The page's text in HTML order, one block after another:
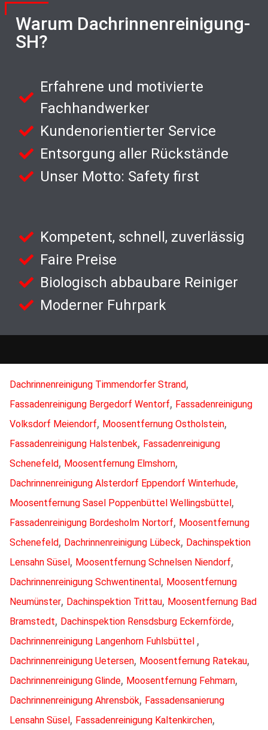
Warum Dachrinnenreinigung-
SH?
Erfahrene und motivierte
Fachhandwerker
Kundenorientierter Service
Entsorgung aller Rückstände
Unser Motto: Safety first
Kompetent, schnell, zuverlässig
Faire Preise
Biologisch abbaubare Reiniger
Moderner Fuhrpark
Dachrinnenreinigung Timmendorfer Strand,
Fassadenreinigung Bergedorf Wentorf, Fassadenreinigung
Volksdorf Meiendorf, Moosentfernung Ostholstein,
Fassadenreinigung Halstenbek, Fassadenreinigung
Schenefeld, Moosentfernung Elmshorn,
Dachrinnenreinigung Alsterdorf Eppendorf Winterhude,
Moosentfernung Sasel Poppenbüttel Wellingsbüttel,
Fassadenreinigung Bordesholm Nortorf, Moosentfernung
Schenefeld, Dachrinnenreinigung Lübeck, Dachinspektion
Lensahn Süsel, Moosentfernung Schnelsen Niendorf,
Dachrinnenreinigung Schwentinental, Moosentfernung
Neumünster, Dachinspektion Trittau, Moosentfernung Bad
Bramstedt, Dachinspektion Rensdsburg Eckernförde,
Dachrinnenreinigung Langenhorn Fuhlsbüttel ,
Dachrinnenreinigung Uetersen, Moosentfernung Ratekau,
Dachrinnenreinigung Glinde, Moosentfernung Fehmarn,
Dachrinnenreinigung Ahrensbök, Fassadensanierung
Lensahn Süsel, Fassadenreinigung Kaltenkirchen,